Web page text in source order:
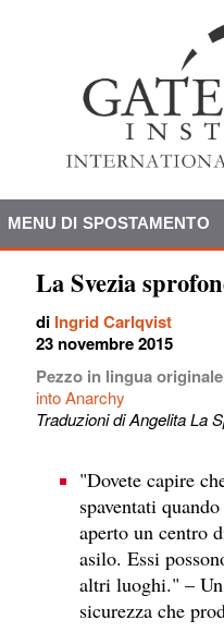
MENU DI SPOSTAMENTO
La Svezia
di Ingrid Carlqvist
23 novembre 2015
Pezzo in lingua
into Anarchy
Traduzioni di Angelita La
"Dovete capire
spaventati
aperto un centro
asilo. Essi
altri luoghi." –
sicurezza che